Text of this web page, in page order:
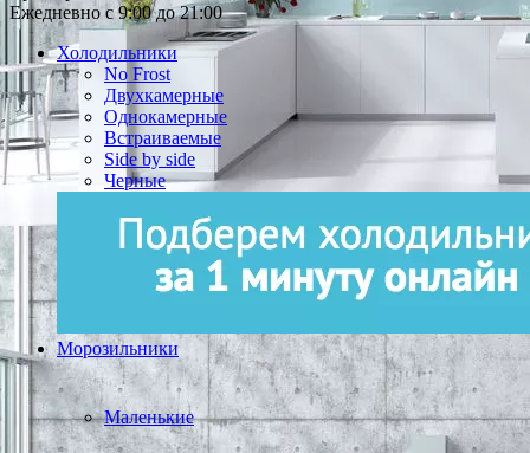
Ежедневно с 9:00 до 21:00
Холодильники
No Frost
Двухкамерные
Однокамерные
Встраиваемые
Side by side
Черные
Морозильники
Маленькие